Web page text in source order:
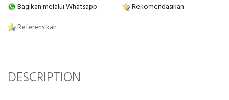
Bagikan melalui Whatsapp
Rekomendasikan
Referensikan
DESCRIPTION